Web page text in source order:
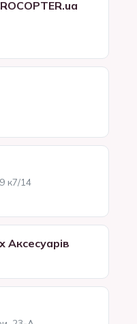
к7/14
Аксесуарів